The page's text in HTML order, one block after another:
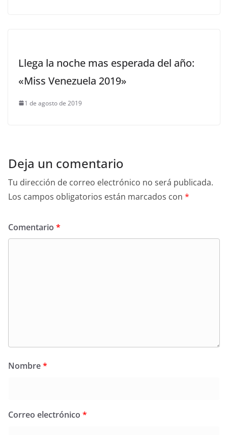
Llega la noche mas esperada del año:
«Miss Venezuela 2019»
1 de agosto de 2019
Deja un comentario
Tu dirección de correo electrónico no será publicada.
Los campos obligatorios están marcados con *
Comentario *
Nombre*
Correo electrónico *